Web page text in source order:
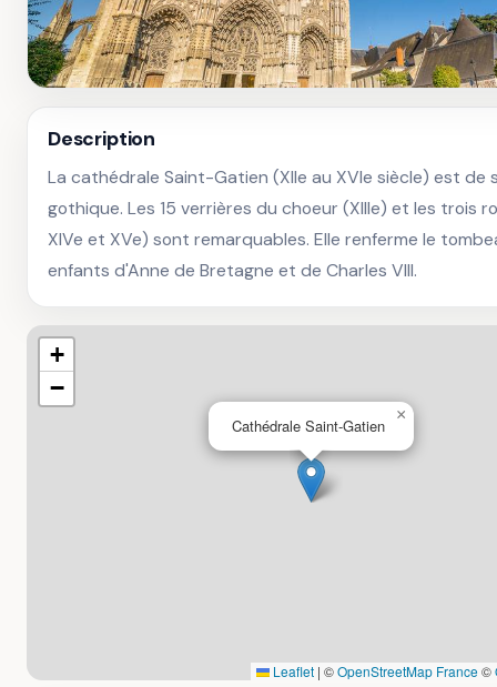
Description
La cathédrale Saint-Gatien (XIIe au XVIe siècle) est de
gothique. Les 15 verrières du choeur (XIIIe) et les trois
XIVe et XVe) sont remarquables. Elle renferme le
enfants d'Anne de Bretagne et de Charles VIII.
Cathédrale Saint-Gatien
×
+
−
Leaflet | ©OpenStreetMap France©